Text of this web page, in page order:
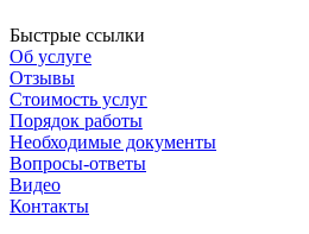
Быстрые ссылки
Об услуге
Отзывы
Стоимость услуг
Порядок работы
Необходимые документы
Вопросы-ответы
Видео
Контакты